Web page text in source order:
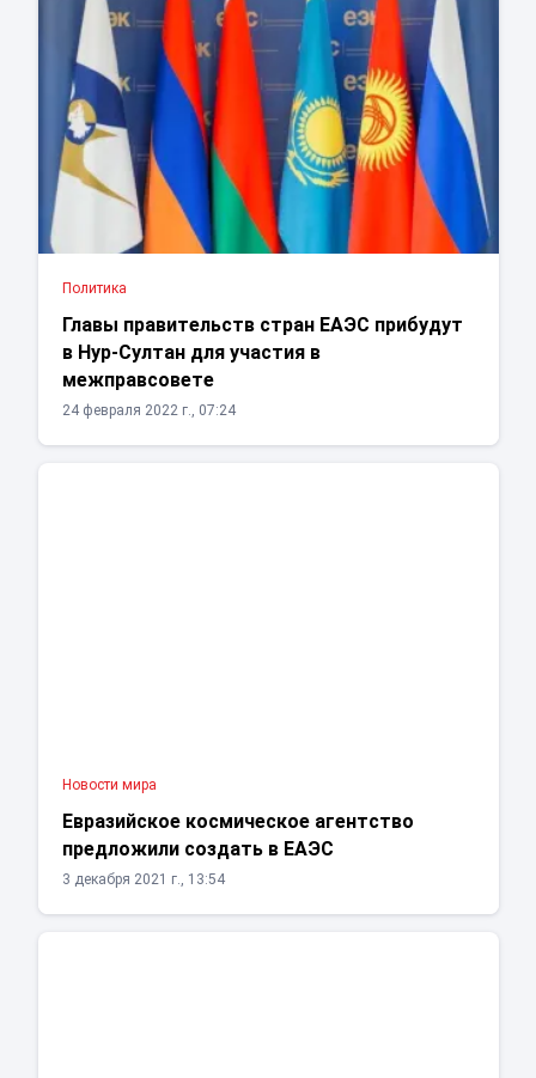
Политика
Главы правительств стран ЕАЭС прибудут
в Нур-Султан для участия в
межправсовете
24 февраля 2022 г., 07:24
Новости мира
Евразийское космическое агентство
предложили создать в ЕАЭС
3 декабря 2021 г., 13:54